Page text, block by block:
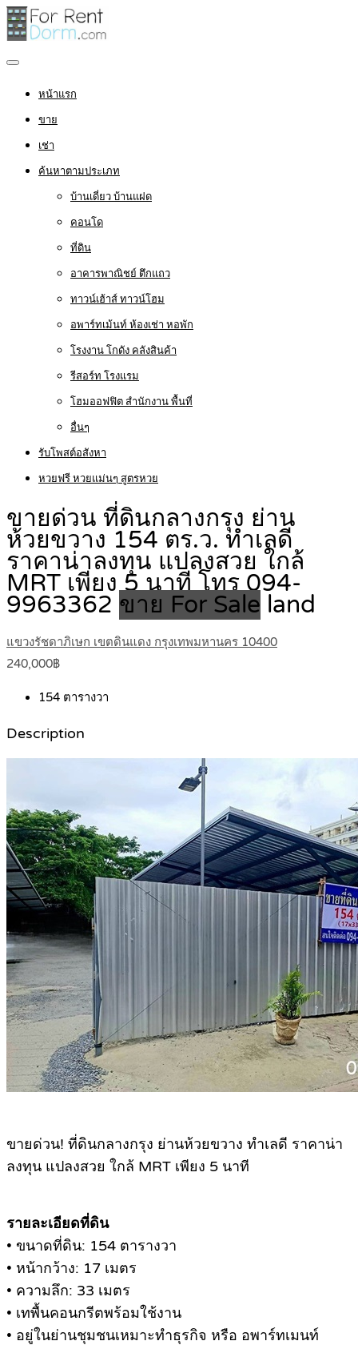
หน้าแรก
ขาย
เช่า
ค้นหาตามประเภท
บ้านเดี่ยว บ้านแฝด
คอนโด
ที่ดิน
อาคารพาณิชย์ ตึกแถว
ทาวน์เฮ้าส์ ทาวน์โฮม
อพาร์ทเม้นท์ ห้องเช่า หอพัก
โรงงาน โกดัง คลังสินค้า
รีสอร์ท โรงแรม
โฮมออฟฟิต สำนักงาน พื้นที่
อื่นๆ
รับโพสต์อสังหา
หวยฟรี หวยแม่นๆ สูตรหวย
ขายด่วน ที่ดินกลางกรุง ย่าน
ห้วยขวาง 154 ตร.ว. ทำเลดี
ราคาน่าลงทุน แปลงสวย ใกล้
MRT เพียง 5 นาที โทร 094-
9963362 ขาย For Sale land
แขวงรัชดาภิเษก เขตดินแดง กรุงเทพมหานคร 10400
240,000฿
154 ตารางวา
Description
ขายด่วน! ที่ดินกลางกรุง ย่านห้วยขวาง ทำเลดี ราคาน่า
ลงทุน แปลงสวย ใกล้ MRT เพียง 5 นาที
รายละเอียดที่ดิน
• ขนาดที่ดิน: 154 ตารางวา
• หน้ากว้าง: 17 เมตร
• ความลึก: 33 เมตร
• เทพื้นคอนกรีตพร้อมใช้งาน
• อยู่ในย่านชุมชนเหมาะทำธุรกิจ หรือ อพาร์ทเมนท์